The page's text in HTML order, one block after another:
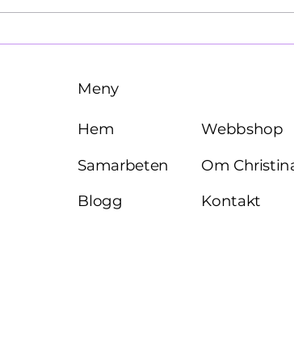
Meny
Hem
Samarbeten
Blogg
Webbshop
Om
Kontakt